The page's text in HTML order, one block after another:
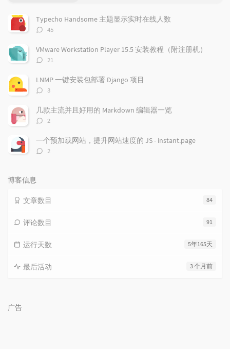
章
评
论
Typecho Handsome 主题显示实时在线人数
评
数：
45
VMware Workstation Player 15.5 安装教程（附注册机）
评
数：
21
LNMP 一键安装包部署 Django 项目
评
数：
3
几款主流并且好用的 Markdown 编辑器一览
评
数：
2
一个预加载网站，提升网站速度的 JS - instant.page
评
2
博客信息
84
文章数目
91
评论数目
5年165天
运行天数
3 个月前
最后活动
广告